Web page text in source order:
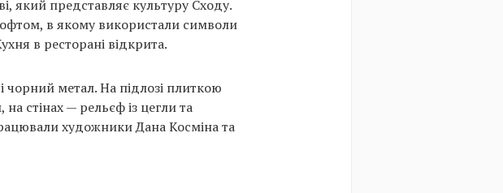
який представляє культуру Сходу.
в якому використали символи
в ресторані відкрита.
чорний метал. На підлозі плиткою
стінах — рельєф із цегли та
художники Дана Косміна та